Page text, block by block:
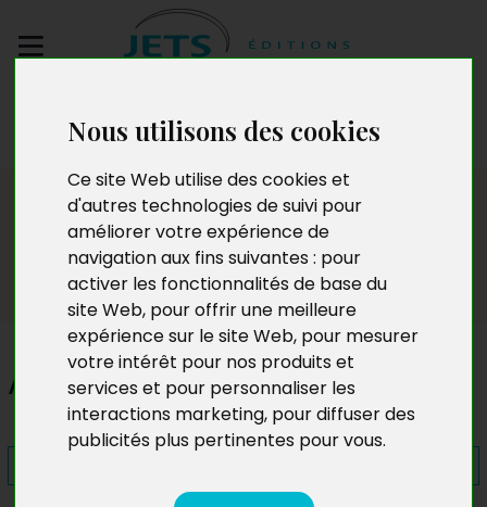
Nous utilisons des cookies
Ce site Web utilise des cookies et
d'autres technologies de suivi pour
améliorer votre expérience de
navigation aux fins suivantes : pour
activer les fonctionnalités de base du
site Web, pour offrir une meilleure
expérience sur le site Web, pour mesurer
votre intérêt pour nos produits et
services et pour personnaliser les
interactions marketing, pour diffuser des
publicités plus pertinentes pour vous.
manuscrit
Presse
Au bord du gouffre